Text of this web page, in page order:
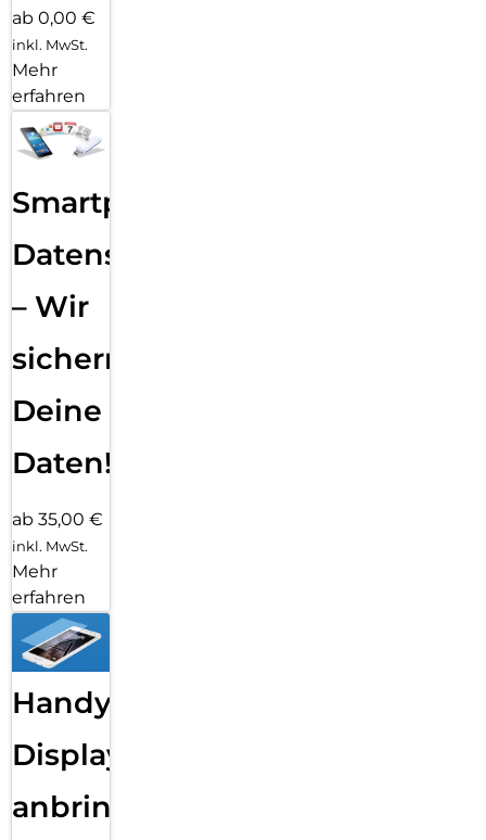
ab 0,00 €
inkl. MwSt.
Mehr
erfahren
Smartphone
Datensicherung
– Wir
sichern
Deine
Daten!
ab 35,00 €
inkl. MwSt.
Mehr
erfahren
Handy
Displayfolie
anbringen